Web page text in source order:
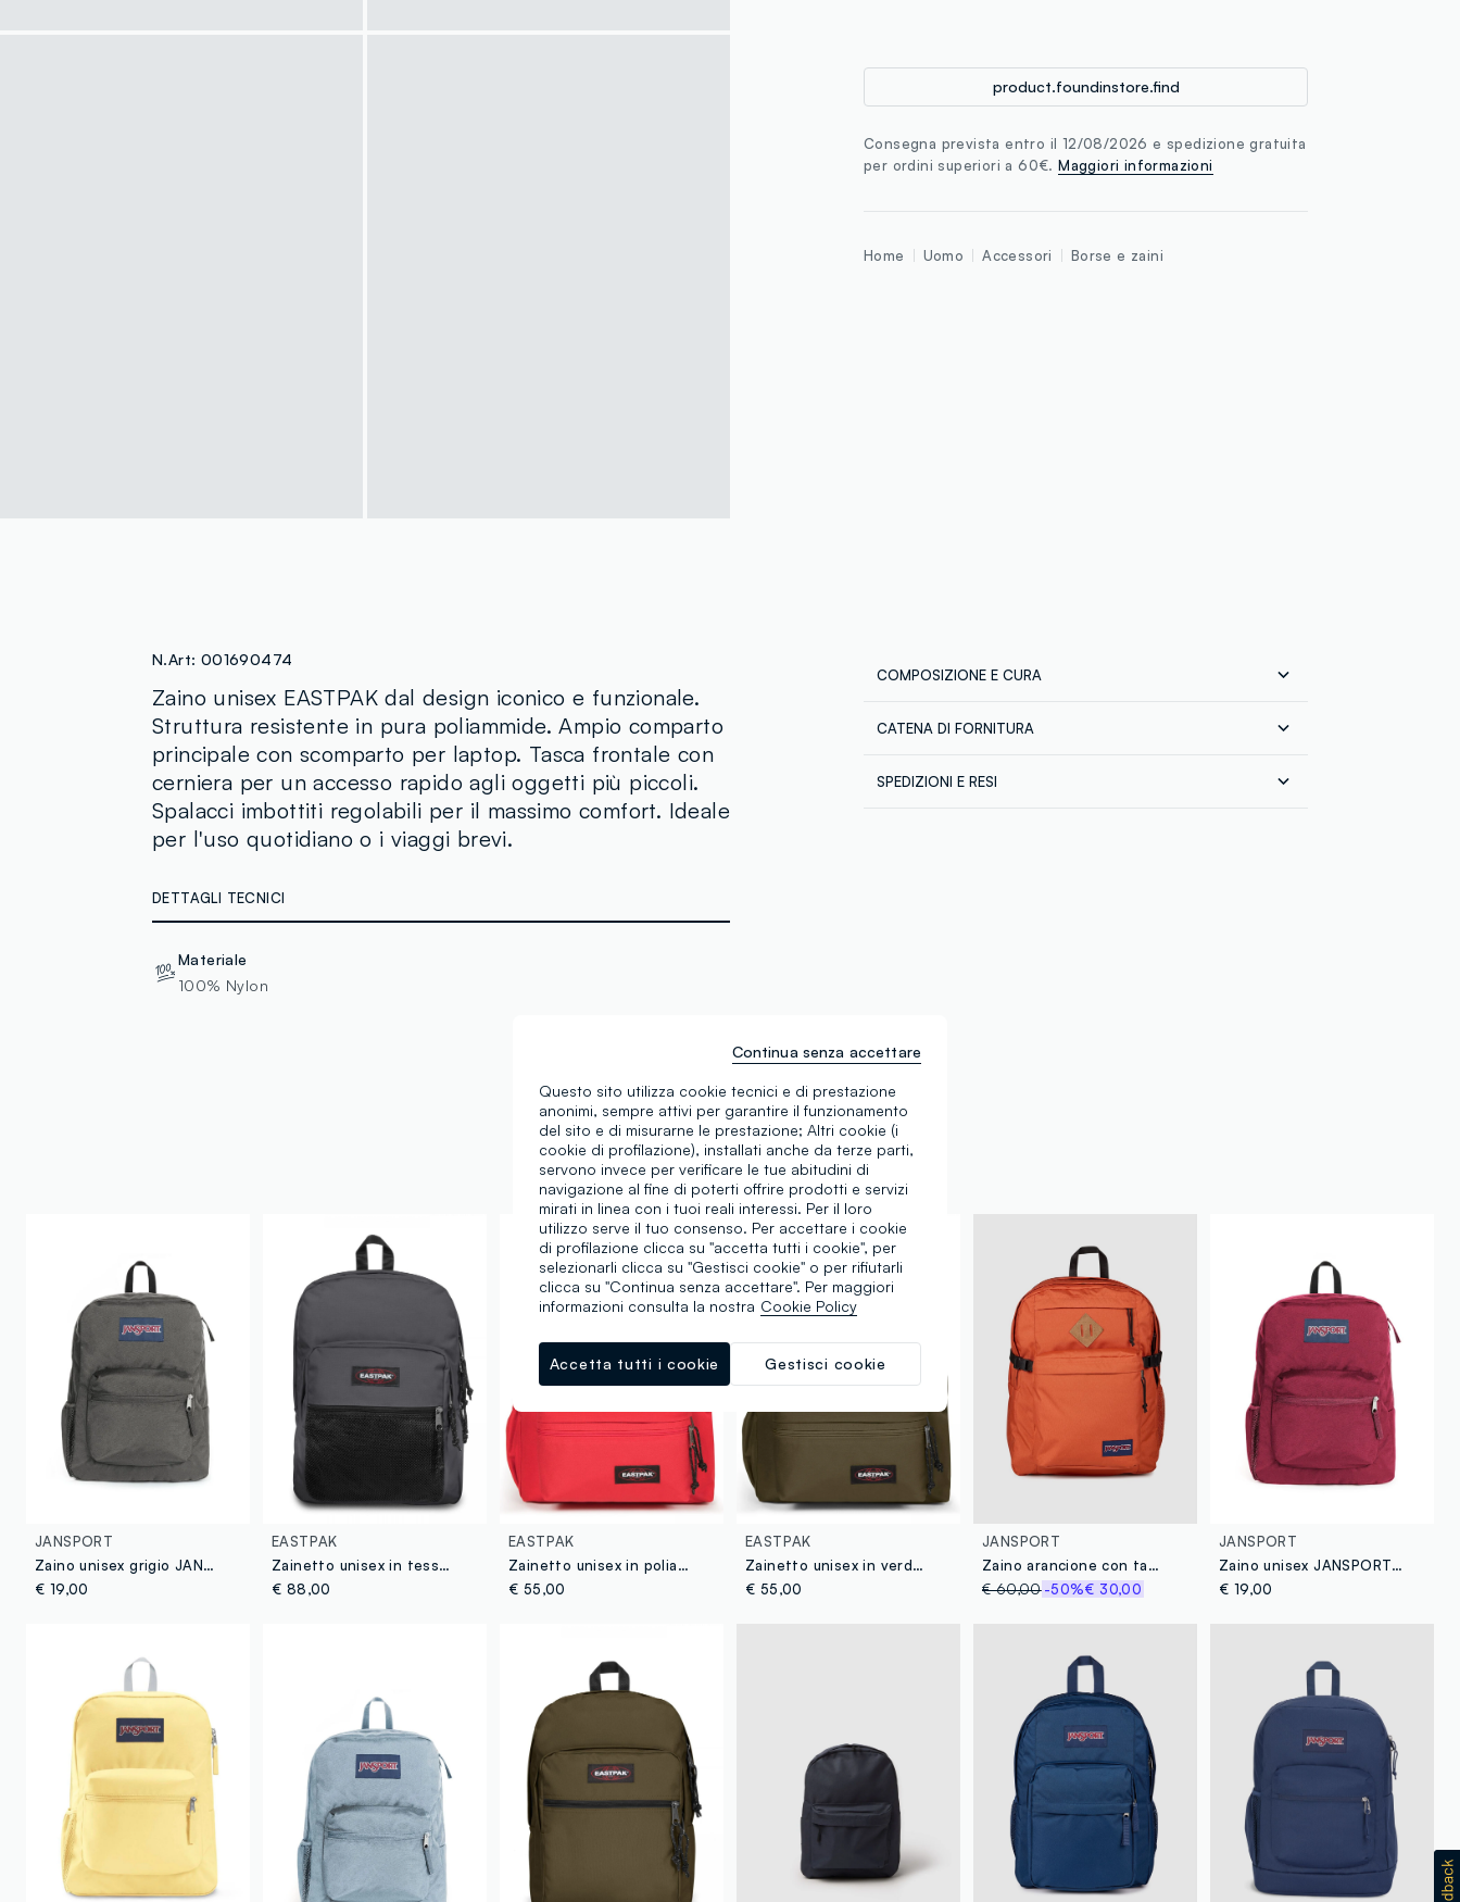
product.foundinstore.find
Consegna prevista entro il 12/08/2026 e spedizione gratuita
per ordini superiori a 60€.Maggiori informazioni
Home Uomo Accessori Borse e zaini
N.Art: 001690474
Zaino unisex EASTPAK dal design iconico e funzionale.
Struttura resistente in pura poliammide. Ampio comparto
principale con scomparto per laptop. Tasca frontale con
cerniera per un accesso rapido agli oggetti più piccoli.
Spalacci imbottiti regolabili per il massimo comfort. Ideale
per l'uso quotidiano o i viaggi brevi.
DETTAGLI TECNICI
Materiale
100% Nylon
COMPOSIZIONE E CURA
Composizione: 100% POLIAMMIDE
CATENA DI FORNITURA
VF ITALIA SRL
SPEDIZIONI E RESI
Sta andando a ruba
JANSPORT
Zaino unisex grigio JANSPORT
€ 19,00
EASTPAK
Zainetto unisex in tessuto tecnico grigio EASTPAK
€ 88,00
EASTPAK
Zainetto unisex in poliammide rosso EASTPAK
€ 55,00
EASTPAK
Zainetto unisex in verde militare EASTPAK
€ 55,00
JANSPORT
Zaino arancione con tasca frontale e spallacci regolabili
€ 60,00-50%€ 30,00
JANSPORT
Zaino unisex JANSPORT in colore bordeaux
€ 19,00
Questo sito utilizza cookie tecnici e di prestazione
anonimi, sempre attivi per garantire il funzionamento
del sito e di misurarne le prestazione; Altri cookie (i
cookie di profilazione), installati anche da terze parti,
servono invece per verificare le tue abitudini di
navigazione al fine di poterti offrire prodotti e servizi
mirati in linea con i tuoi reali interessi. Per il loro
utilizzo serve il tuo consenso. Per accettare i cookie
di profilazione clicca su "accetta tutti i cookie", per
selezionarli clicca su "Gestisci cookie" o per rifiutarli
clicca su "Continua senza accettare". Per maggiori
informazioni consulta la nostra Cookie Policy
Gestisci cookie
Accetta tutti i cookie
Continua senza accettare